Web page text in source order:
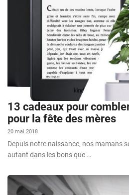
13 cadeaux pour
pour la fête des mères
20 mai 2018
Depuis notre naissance, nos mamans
autant dans les bons que …